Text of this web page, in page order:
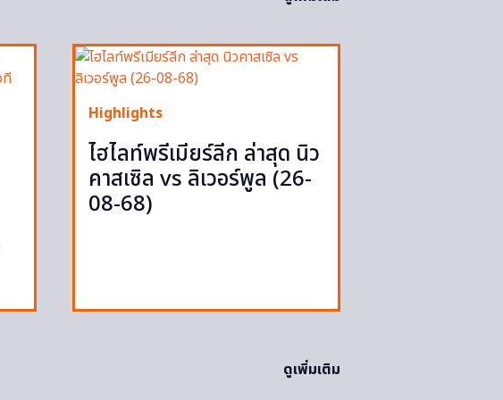
Highlights
ไฮไลท์พรีเมียร์ลีก ล่าสุด นิว
คาสเซิล vs ลิเวอร์พูล (26-
08-68)
ดูเพิ่มเติม